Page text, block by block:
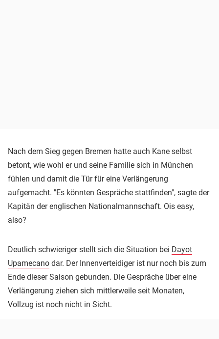
Nach dem Sieg gegen Bremen hatte auch Kane selbst
betont, wie wohl er und seine Familie sich in München
fühlen und damit die Tür für eine Verlängerung
aufgemacht. "Es könnten Gespräche stattfinden", sagte der
Kapitän der englischen Nationalmannschaft. Ois easy,
also?
Deutlich schwieriger stellt sich die Situation bei Dayot
Upamecano dar. Der Innenverteidiger ist nur noch bis zum
Ende dieser Saison gebunden. Die Gespräche über eine
Verlängerung ziehen sich mittlerweile seit Monaten,
Vollzug ist noch nicht in Sicht.